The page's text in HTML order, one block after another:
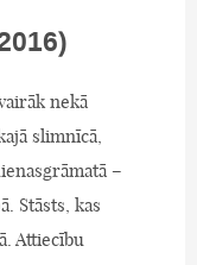
nekā
slimnīcā,
–
Stāsts, kas
Attiecību